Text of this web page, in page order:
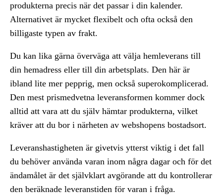
produkterna precis när det passar i din kalender.
Alternativet är mycket flexibelt och ofta också den
billigaste typen av frakt.
Du kan lika gärna överväga att välja hemleverans till
din hemadress eller till din arbetsplats. Den här är
ibland lite mer pepprig, men också superokomplicerad.
Den mest prismedvetna leveransformen kommer dock
alltid att vara att du själv hämtar produkterna, vilket
kräver att du bor i närheten av webshopens bostadsort.
Leveranshastigheten är givetvis ytterst viktig i det fall
du behöver använda varan inom några dagar och för det
ändamålet är det självklart avgörande att du kontrollerar
den beräknade leveranstiden för varan i fråga.